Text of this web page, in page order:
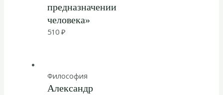
предназначении
человека»
510₽
Философия
Александр